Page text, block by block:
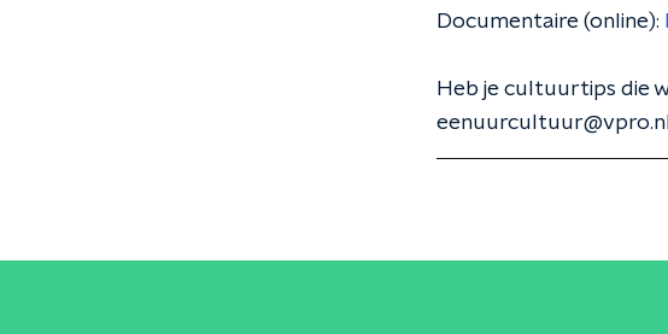
Documentaire (online):
Heb je cultuurtips die
eenuurcultuur@vpro.nl